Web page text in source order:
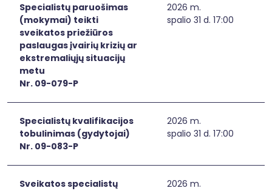
Specialistų paruošimas
(mokymai) teikti
sveikatos priežiūros
paslaugas įvairių krizių ar
ekstremaliųjų situacijų
metu
Nr. 09-079-P
2026 m.
spalio 31 d. 17:00
Specialistų kvalifikacijos
tobulinimas (gydytojai)
Nr. 09-083-P
2026 m.
spalio 31 d. 17:00
Sveikatos specialistų
2026 m.